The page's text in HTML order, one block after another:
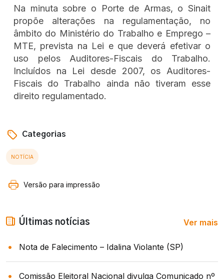
Na minuta sobre o Porte de Armas, o Sinait
propõe alterações na regulamentação, no
âmbito do Ministério do Trabalho e Emprego –
MTE, prevista na Lei e que deverá efetivar o
uso pelos Auditores-Fiscais do Trabalho.
Incluídos na Lei desde 2007, os Auditores-
Fiscais do Trabalho ainda não tiveram esse
direito regulamentado.
Categorias
NOTÍCIA
Versão para impressão
Últimas notícias Ver mais
Nota de Falecimento – Idalina Violante (SP)
Comissão Eleitoral Nacional divulga Comunicado nº